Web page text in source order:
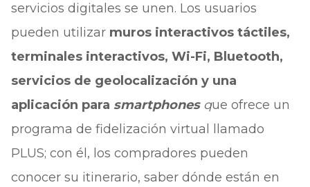
servicios digitales se unen. Los usuarios
pueden utilizar muros interactivos táctiles,
terminales interactivos, Wi-Fi, Bluetooth,
servicios de geolocalización y una
aplicación para smartphonesque ofrece un
programa de fidelización virtual llamado
PLUS; con él, los compradores pueden
conocer su itinerario, saber dónde están en